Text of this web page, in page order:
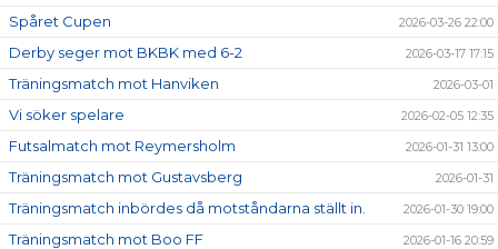
Spåret Cupen 2026-03-26 22:00
Derby seger mot BKBK med 6-2 2026-03-17 17:15
Träningsmatch mot Hanviken 2026-03-01
Vi söker spelare 2026-02-05 12:35
Futsalmatch mot Reymersholm 2026-01-31 13:00
Träningsmatch mot Gustavsberg 2026-01-31
Träningsmatch inbördes då motståndarna ställt in. 2026-01-30 19:00
Träningsmatch mot Boo FF 2026-01-16 20:59